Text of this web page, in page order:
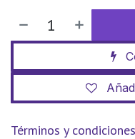
Términos y condiciones